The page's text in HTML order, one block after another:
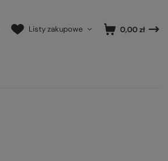
Listy zakupowe 0,00 zł